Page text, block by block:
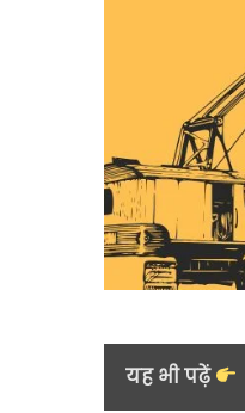
यह भी पढ़ें